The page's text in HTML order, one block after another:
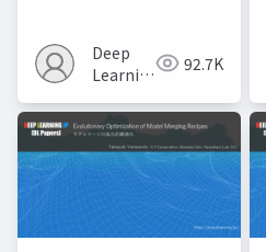
Deep
Learning
92.7K